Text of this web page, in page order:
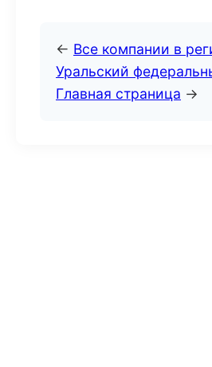
← Все компании в
Уральский
Главная страница →